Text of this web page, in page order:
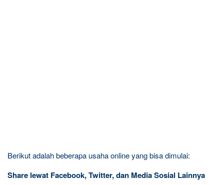
Berikut adalah beberapa usaha online yang bisa dimulai:
Share lewat Facebook, Twitter, dan Media Sosial Lainnya